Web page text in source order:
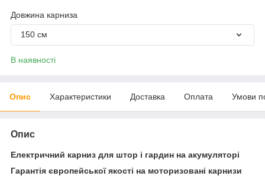
Довжина карниза
150 см
В наявності
Опис Характеристики Доставка Оплата Умови
Опис
Електричний карниз для штор і гардин на акумуляторі
Гарантія європейської якості на моторизовані карнизи